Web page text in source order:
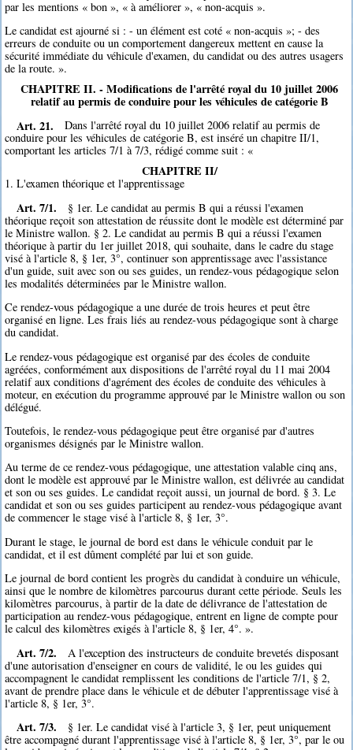
par les mentions « bon », « à améliorer », « non-acquis ».
Le candidat est ajourné si : - un élément est coté « non-acquis »; - des
erreurs de conduite ou un comportement dangereux mettent en cause la
sécurité immédiate du véhicule d'examen, du candidat ou des autres usagers
de la route. ».
CHAPITRE II. - Modifications de l'arrêté royal du 10 juillet 2006
relatif au permis de conduire pour les véhicules de catégorie B
Art. 21.
Dans l'arrêté royal du 10 juillet 2006 relatif au permis de
conduire pour les véhicules de catégorie B, est inséré un chapitre II/1,
comportant les articles 7/1 à 7/3, rédigé comme suit : «
CHAPITRE II/
1. L'examen théorique et l'apprentissage
Art. 7/1.
§ 1er. Le candidat au permis B qui a réussi l'examen
théorique reçoit son attestation de réussite dont le modèle est déterminé par
le Ministre wallon. § 2. Le candidat au permis B qui a réussi l'examen
théorique à partir du 1er juillet 2018, qui souhaite, dans le cadre du stage
visé à l'article 8, § 1er, 3°, continuer son apprentissage avec l'assistance
d'un guide, suit avec son ou ses guides, un rendez-vous pédagogique selon
les modalités déterminées par le Ministre wallon.
Ce rendez-vous pédagogique a une durée de trois heures et peut être
organisé en ligne. Les frais liés au rendez-vous pédagogique sont à charge
du candidat.
Le rendez-vous pédagogique est organisé par des écoles de conduite
agréées, conformément aux dispositions de l'arrêté royal du 11 mai 2004
relatif aux conditions d'agrément des écoles de conduite des véhicules à
moteur, en exécution du programme approuvé par le Ministre wallon ou son
délégué.
Toutefois, le rendez-vous pédagogique peut être organisé par d'autres
organismes désignés par le Ministre wallon.
Au terme de ce rendez-vous pédagogique, une attestation valable cinq ans,
dont le modèle est approuvé par le Ministre wallon, est délivrée au candidat
et son ou ses guides. Le candidat reçoit aussi, un journal de bord. § 3. Le
candidat et son ou ses guides participent au rendez-vous pédagogique avant
de commencer le stage visé à l'article 8, § 1er, 3°.
Durant le stage, le journal de bord est dans le véhicule conduit par le
candidat, et il est dûment complété par lui et son guide.
Le journal de bord contient les progrès du candidat à conduire un véhicule,
ainsi que le nombre de kilomètres parcourus durant cette période. Seuls les
kilomètres parcourus, à partir de la date de délivrance de l'attestation de
participation au rendez-vous pédagogique, entrent en ligne de compte pour
le calcul des kilomètres exigés à l'article 8, § 1er, 4°. ».
Art. 7/2.
A l'exception des instructeurs de conduite brevetés disposant
d'une autorisation d'enseigner en cours de validité, le ou les guides qui
accompagnent le candidat remplissent les conditions de l'article 7/1, § 2,
avant de prendre place dans le véhicule et de débuter l'apprentissage visé à
l'article 8, § 1er, 3°.
Art. 7/3.
§ 1er. Le candidat visé à l'article 3, § 1er, peut uniquement
être accompagné durant l'apprentissage visé à l'article 8, § 1er, 3°, par le ou